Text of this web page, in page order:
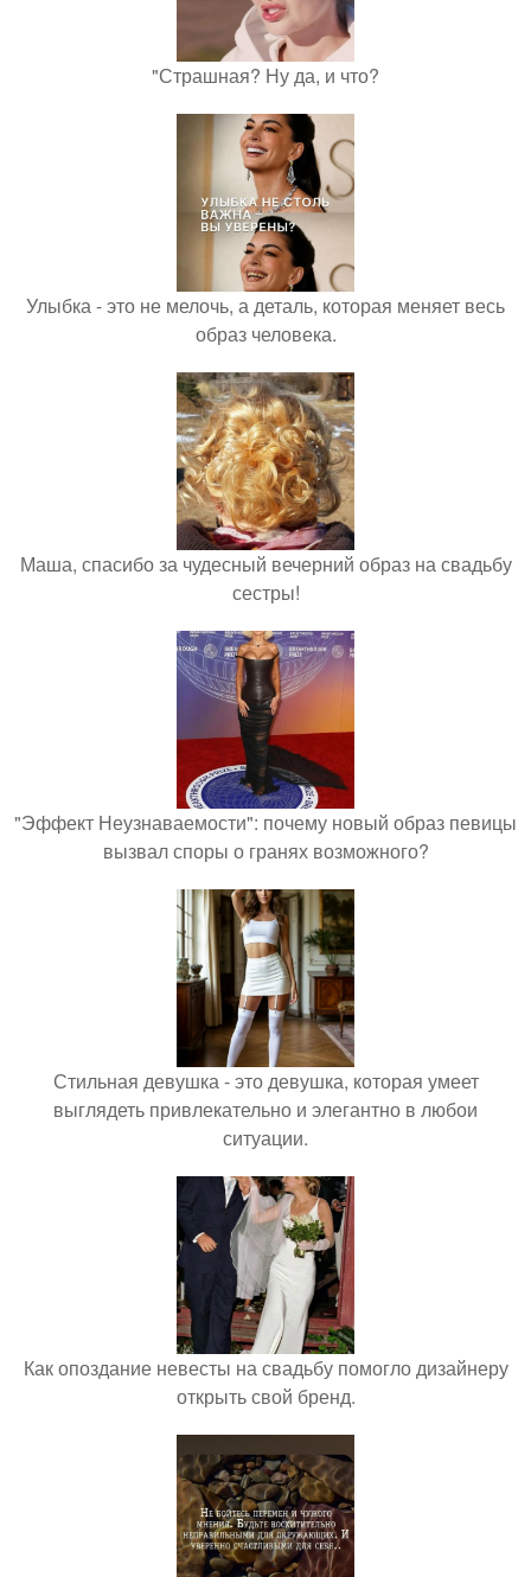
"Страшная? Ну да, и что?
Улыбка - это не мелочь, а деталь, которая меняет весь
образ человека.
Маша, спасибо за чудесный вечерний образ на свадьбу
сестры!
"Эффект Неузнаваемости": почему новый образ певицы
вызвал споры о гранях возможного?
Стильная девушка - это девушка, которая умеет
выглядеть привлекательно и элегантно в любои
ситуации.
Как опоздание невесты на свадьбу помогло дизайнеру
открыть свой бренд.